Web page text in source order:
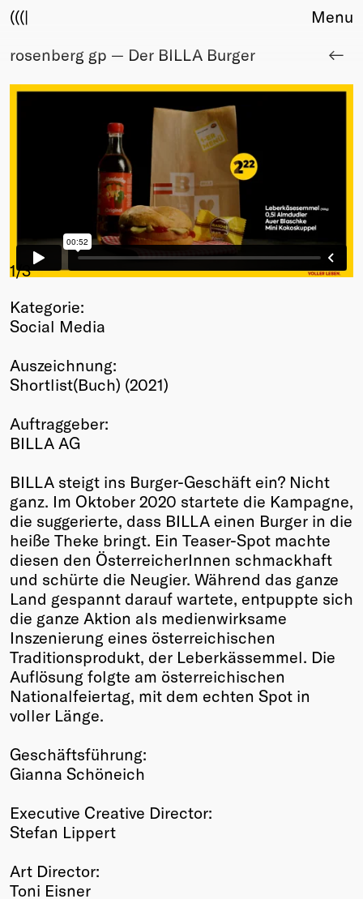
(((|
About
Award
Membership
Members
Young Creatives
Winners
Past
Annual
Menu
rosenberg gp — Der BILLA Burger
1/3
Kategorie:
Social Media
Auszeichnung:
Shortlist(Buch) (2021)
Auftraggeber:
BILLA AG
BILLA steigt ins Burger-Geschäft ein? Nicht
ganz. Im Oktober 2020 startete die Kampagne,
die suggerierte, dass BILLA einen Burger in die
heiße Theke bringt. Ein Teaser-Spot machte
diesen den ÖsterreicherInnen schmackhaft
und schürte die Neugier. Während das ganze
Land gespannt darauf wartete, entpuppte sich
die ganze Aktion als medienwirksame
Inszenierung eines österreichischen
Traditionsprodukt, der Leberkässemmel. Die
Auflösung folgte am österreichischen
Nationalfeiertag, mit dem echten Spot in
voller Länge.
Geschäftsführung:
Gianna Schöneich
Executive Creative Director:
Stefan Lippert
Art Director:
Toni Eisner